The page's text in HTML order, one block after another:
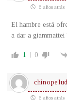
6 años atrás
El hambre está
a dar a
1 0
6 años atrás